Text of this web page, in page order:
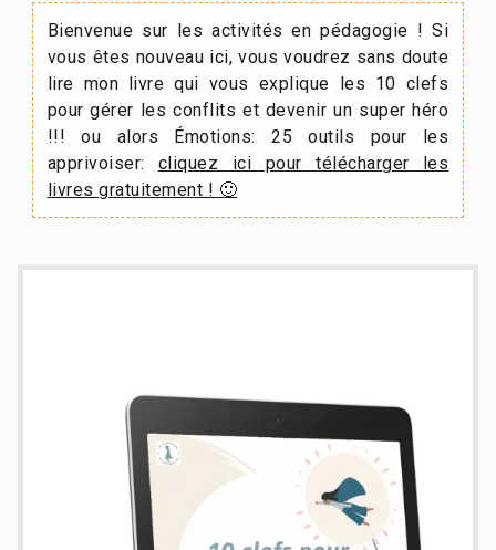
Bienvenue sur les activités en pédagogie ! Si
vous êtes nouveau ici, vous voudrez sans doute
lire mon livre qui vous explique les 10 clefs
pour gérer les conflits et devenir un super héro
!!! ou alors Émotions: 25 outils pour les
apprivoiser: cliquez ici pour télécharger les
livres gratuitement ! 🙂